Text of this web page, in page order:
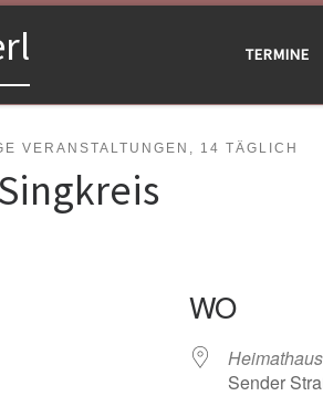
TERMINE
VERANSTALTUNGEN, 14 TÄGLICH
WO
Sender